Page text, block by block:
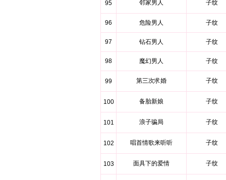
95 邻家男人 子纹
96 危险男人 子纹
97 钻石男人 子纹
98 魔幻男人 子纹
99 第三次求婚 子纹
100 备胎新娘 子纹
101 浪子骗局 子纹
102 唱首情歌来听听 子纹
103 面具下的爱情 子纹